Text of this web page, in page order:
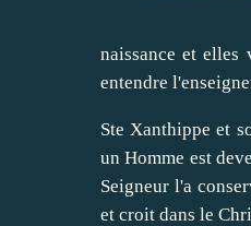
naissance et elles
entendre
Ste Xanthippe et
un Homme est
Seigneur l'a
et croit dans le